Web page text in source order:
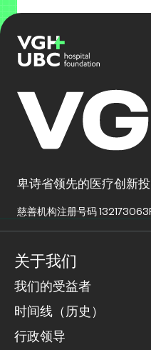
卑诗省领先的医疗创新投
慈善机构注册号码
关于我们
我们的受益者
时间线（历史）
行政领导